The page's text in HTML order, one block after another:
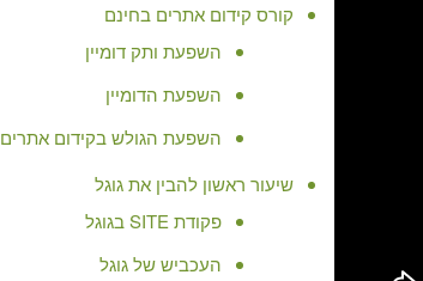
קורס קידום אתרים בחינם
השפעת ותק דומיין
השפעת הדומיין
השפעת הגולש בקידום אתרים
שיעור ראשון להבין את גוגל
פקודת SITE בגוגל
העכביש של גוגל